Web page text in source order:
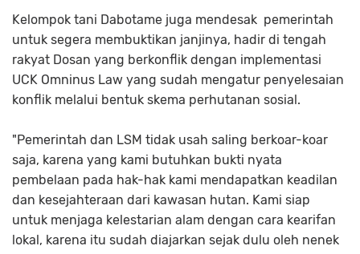
Kelompok tani Dabotame juga mendesak pemerintah
untuk segera membuktikan janjinya, hadir di tengah
rakyat Dosan yang berkonflik dengan implementasi
UCK Omninus Law yang sudah mengatur penyelesaian
konflik melalui bentuk skema perhutanan sosial.
"Pemerintah dan LSM tidak usah saling berkoar-koar
saja, karena yang kami butuhkan bukti nyata
pembelaan pada hak-hak kami mendapatkan keadilan
dan kesejahteraan dari kawasan hutan. Kami siap
untuk menjaga kelestarian alam dengan cara kearifan
lokal, karena itu sudah diajarkan sejak dulu oleh nenek